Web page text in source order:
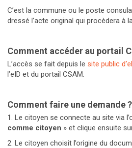
C’est la commune ou le poste
dressé l’acte original qui procèdera à
Comment accéder au portail
L’accès se fait depuis le site public
l’eID et du portail CSAM.
Comment faire une demande ?
1. Le citoyen se connecte au site via
comme citoyen » et clique ensuite
2. Le citoyen choisit l’origine du